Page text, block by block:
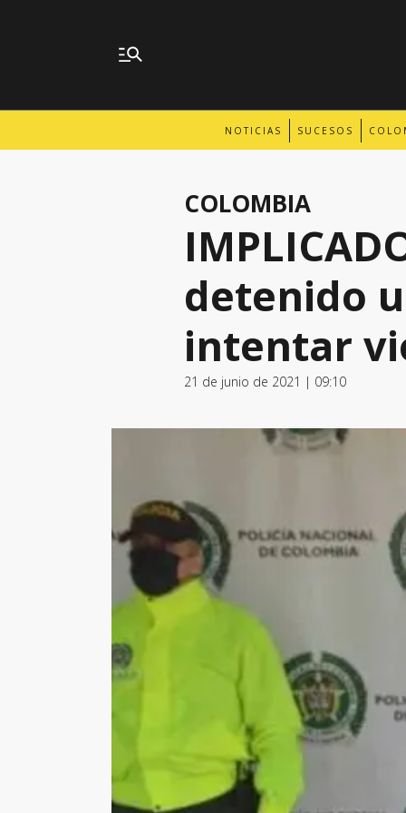
NOTICIAS SUCESOS
COLOMBIA
detenido
intentar
21 de junio de 2021 | 09:10